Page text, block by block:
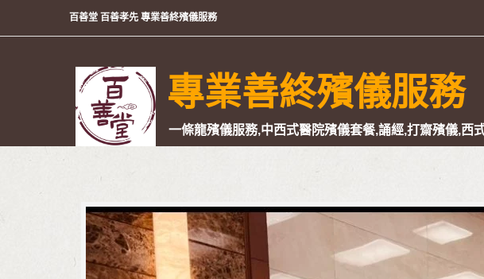
百善堂 百善孝先 專業善終殯儀服務
專業善終殯儀服務
一條龍殯儀服務,中西式醫院殯儀套餐,誦經,打齋殯儀,西